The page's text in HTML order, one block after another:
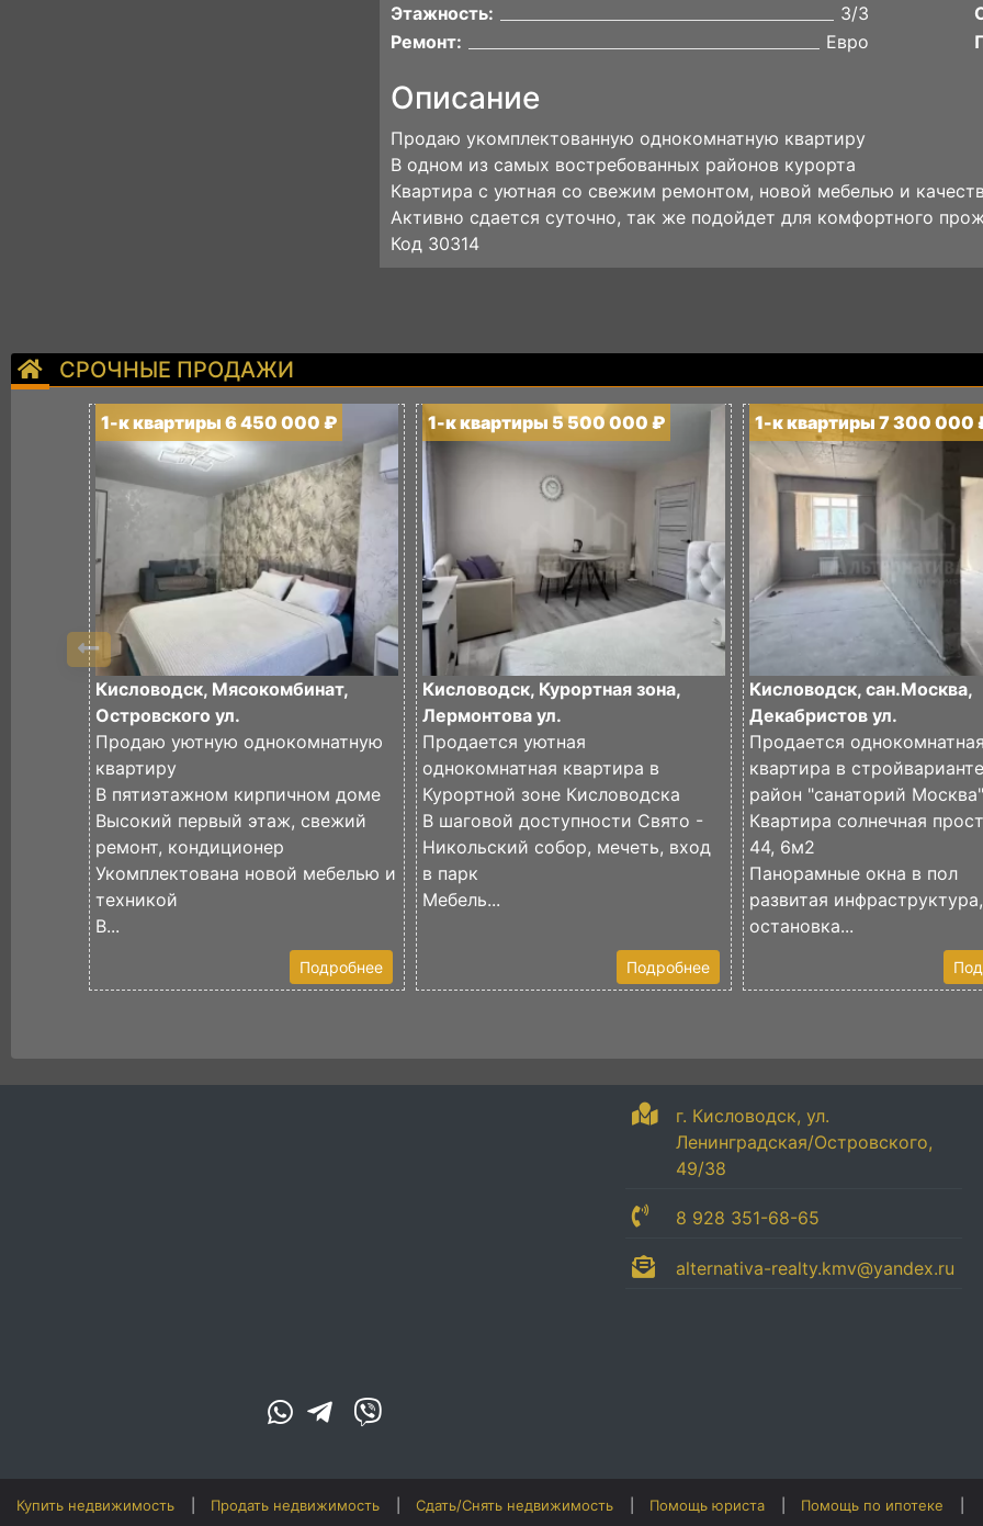
Этажность:
3/3
Ремонт:
Евро
Описание
Продаю укомплектованную однокомнатную квартиру
В одном из самых востребованных районов курорта
Квартира с уютная со свежим ремонтом, новой мебелью и
Активно сдается суточно, так же подойдет для комфортного
Код 30314
СРОЧНЫЕ ПРОДАЖИ
1-к квартиры 6 450 000 ₽
Кисловодск, Мясокомбинат,
Островского ул.
Продаю уютную однокомнатную
квартиру
В пятиэтажном кирпичном доме
Высокий первый этаж, свежий
ремонт, кондиционер
Укомплектована новой мебелью и
техникой
В...
Подробнее
1-к квартиры 5 500 000 ₽
Кисловодск, Курортная зона,
Лермонтова ул.
Продается уютная
однокомнатная квартира в
Курортной зоне Кисловодска
В шаговой доступности Свято -
Никольский собор, мечеть, вход
в парк
Мебель...
Подробнее
1-к квартиры 7 300 000
Кисловодск, сан.Москва,
Декабристов ул.
Продается однокомнатная
квартира в стройварианте
район "санаторий Москва"
Квартира солнечная
44, 6м2
Панорамные окна в пол
развитая инфраструктура,
остановка...
г. Кисловодск, ул.
Ленинградская/Островского,
49/38
8 928 351-68-65
alternativa-realty.kmv@yandex.ru
Купить недвижимость Продать недвижимость Сдать/Снять недвижимость Помощь юриста Помощь по ипотеке